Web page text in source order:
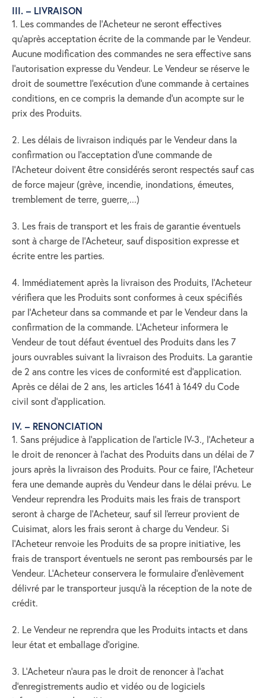
III. – LIVRAISON
1. Les commandes de l’Acheteur ne seront effectives
qu’après acceptation écrite de la commande par le Vendeur.
Aucune modification des commandes ne sera effective sans
l’autorisation expresse du Vendeur. Le Vendeur se réserve le
droit de soumettre l’exécution d’une commande à certaines
conditions, en ce compris la demande d’un acompte sur le
prix des Produits.
2. Les délais de livraison indiqués par le Vendeur dans la
confirmation ou l’acceptation d’une commande de
l’Acheteur doivent être considérés seront respectés sauf cas
de force majeur (grève, incendie, inondations, émeutes,
tremblement de terre, guerre,...)
3. Les frais de transport et les frais de garantie éventuels
sont à charge de l’Acheteur, sauf disposition expresse et
écrite entre les parties.
4. Immédiatement après la livraison des Produits, l’Acheteur
vérifiera que les Produits sont conformes à ceux spécifiés
par l’Acheteur dans sa commande et par le Vendeur dans la
confirmation de la commande. L’Acheteur informera le
Vendeur de tout défaut éventuel des Produits dans les 7
jours ouvrables suivant la livraison des Produits. La garantie
de 2 ans contre les vices de conformité est d'application.
Après ce délai de 2 ans, les articles 1641 à 1649 du Code
civil sont d'application.
IV. – RENONCIATION
1. Sans préjudice à l’application de l’article IV-3., l’Acheteur a
le droit de renoncer à l’achat des Produits dans un délai de 7
jours après la livraison des Produits. Pour ce faire, l’Acheteur
fera une demande auprès du Vendeur dans le délai prévu. Le
Vendeur reprendra les Produits mais les frais de transport
seront à charge de l'Acheteur, sauf sil l'erreur provient de
Cuisimat, alors les frais seront à charge du Vendeur. Si
l’Acheteur renvoie les Produits de sa propre initiative, les
frais de transport éventuels ne seront pas remboursés par le
Vendeur. L’Acheteur conservera le formulaire d’enlèvement
délivré par le transporteur jusqu’à la réception de la note de
crédit.
2. Le Vendeur ne reprendra que les Produits intacts et dans
leur état et emballage d’origine.
3. L’Acheteur n’aura pas le droit de renoncer à l’achat
d’enregistrements audio et vidéo ou de logiciels